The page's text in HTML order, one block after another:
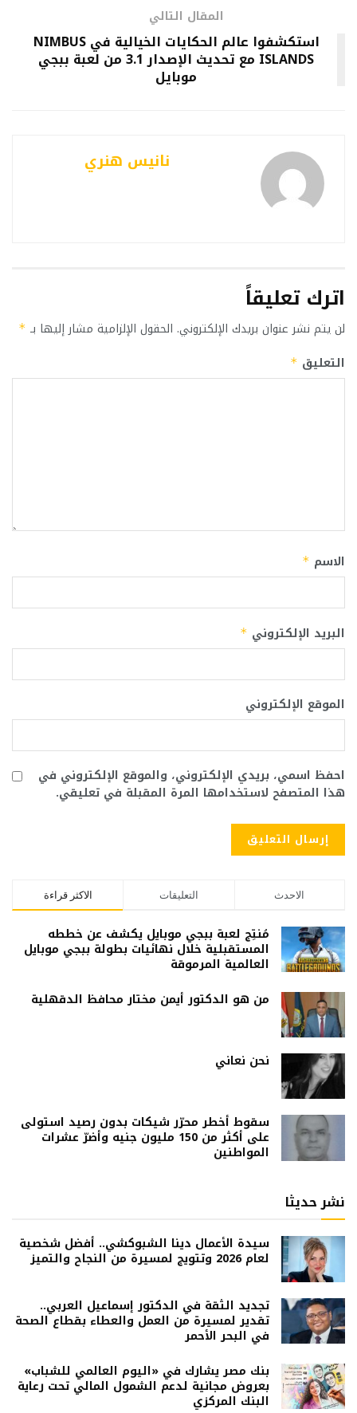
المقال التالي
استكشفوا عالم الحكايات الخيالية في NIMBUS
ISLANDS مع تحديث الإصدار 3.1 من لعبة ببجي
موبايل
نانيس هنري
اترك تعليقاً
لن يتم نشر عنوان بريدك الإلكتروني. الحقول الإلزامية مشار إليها بـ *
التعليق *
الاسم *
البريد الإلكتروني *
الموقع الإلكتروني
احفظ اسمي، بريدي الإلكتروني، والموقع الإلكتروني في
هذا المتصفح لاستخدامها المرة المقبلة في تعليقي.
الاكثر قراءة التعليقات الاحدث
مُنتِج لعبة ببجي موبايل يكشف عن خططه
المستقبلية خلال نهائيات بطولة ببجي موبايل
العالمية المرموقة
من هو الدكتور أيمن مختار محافظ الدقهلية
نحن نعاني
سقوط أخطر محرّر شيكات بدون رصيد استولى
على أكثر من 150 مليون جنيه وأضرّ عشرات
المواطنين
نشر حديثا
سيدة الأعمال دينا الشبوكشي.. أفضل شخصية
لعام 2026 وتتويج لمسيرة من النجاح والتميز
تجديد الثقة في الدكتور إسماعيل العربي..
تقدير لمسيرة من العمل والعطاء بقطاع الصحة
في البحر الأحمر
بنك مصر يشارك في «اليوم العالمي للشباب»
بعروض مجانية لدعم الشمول المالي تحت رعاية
البنك المركزي